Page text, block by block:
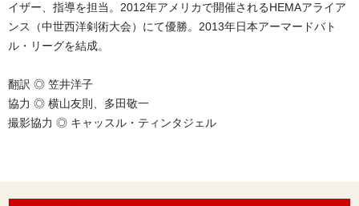
イザー、指導を担当。2012年アメリカで開催されるHEMAアライア
ンス（中世西洋剣術大会）にて優勝。2013年日本アーマードバト
ル・リーグを結成。
翻訳 ◎ 笠井洋子
協力 ◎ 横山友則、多田敬一
撮影協力 ◎ キャッスル・ティンタジェル